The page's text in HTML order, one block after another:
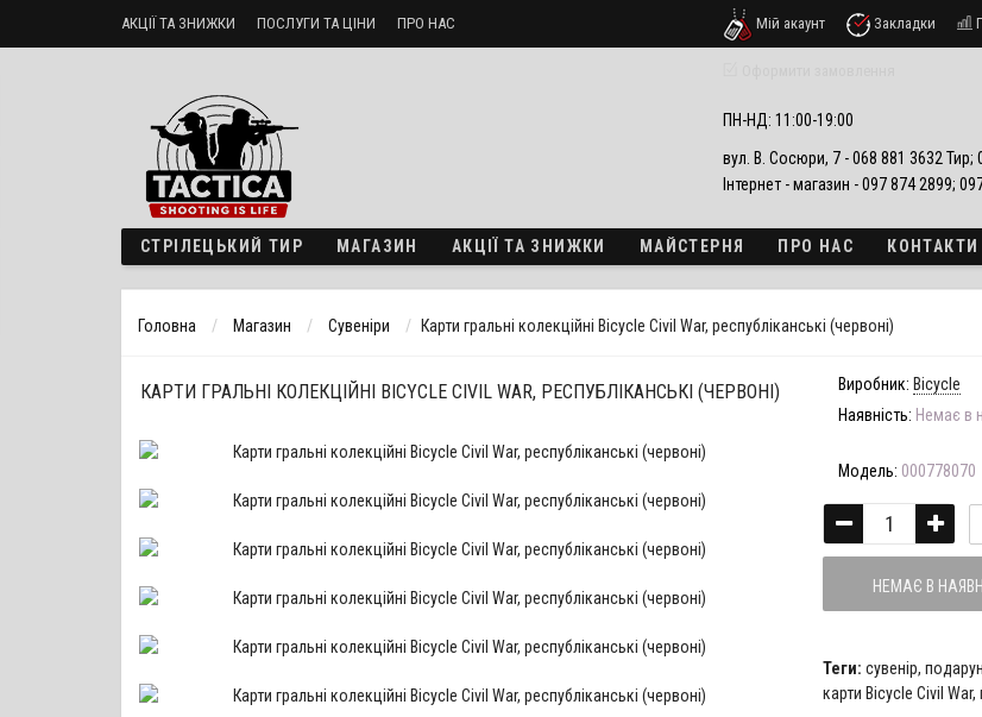
АКЦІЇ ТА ЗНИЖКИ ПОСЛУГИ ТА ЦІНИ ПРО НАС Мій акаунт Закладки
ПН-НД: 11:00-19:00
вул. В. Сосюри, 7 - 068 881 3632 Тир;
Інтернет - магазин - 097 874 2899;
СТРІЛЕЦЬКИЙ ТИР МАГАЗИН АКЦІЇ ТА ЗНИЖКИ МАЙСТЕРНЯ ПРО НАС КОНТАКТИ
Головна Магазин Сувеніри Карти гральні колекційні Bicycle Civil War, республіканські (червоні)
КАРТИ ГРАЛЬНІ КОЛЕКЦІЙНІ BICYCLE CIVIL WAR, РЕСПУБЛІКАНСЬКІ (ЧЕРВОНІ) Виробник: Bicycle
Наявність: Немає в
Модель: 000778070
НЕМАЄ В
Теги: сувенір,
карти Bicycle Civil War,